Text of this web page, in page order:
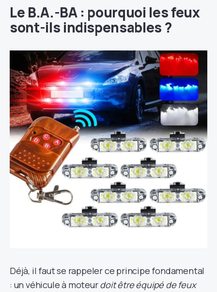
Le B.A.-BA : pourquoi les feux
sont-ils indispensables ?
Déjà, il faut se rappeler ce principe fondamental
: un véhicule à moteurdoit être équipé de feux